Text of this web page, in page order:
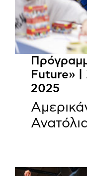
Future» |
2025